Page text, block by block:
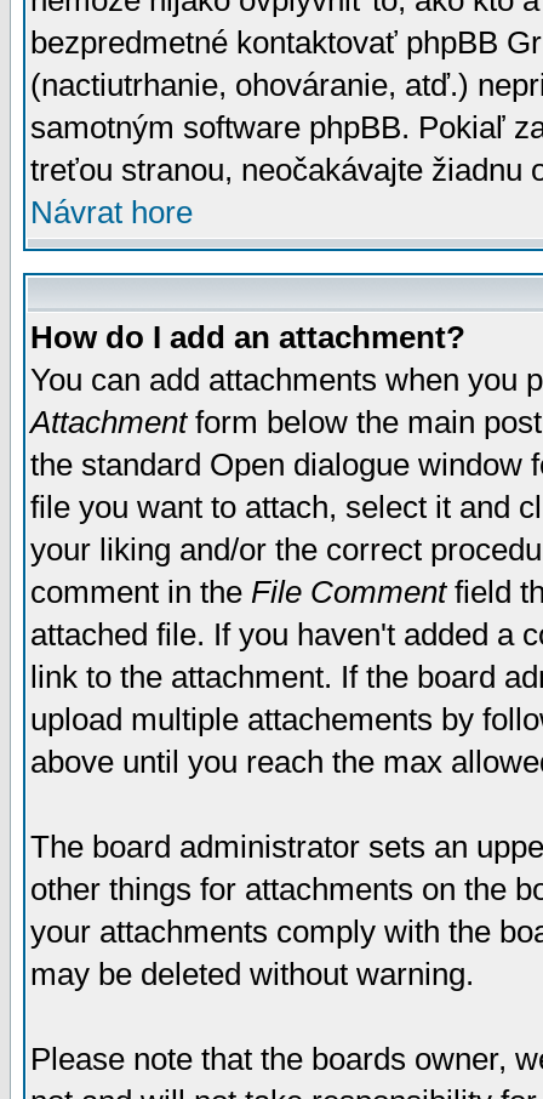
bezpredmetné kontaktovať phpBB
(nactiutrhanie, ohováranie, atď.)
samotným software phpBB. Pokiaľ
treťou stranou, neočakávajte žiadnu
Návrat hore
How do I add an attachment?
You can add attachments when you
Attachmentform below the main
the standard Open dialogue window
file you want to attach, select it and
your liking and/or the correct
comment in the File Commentfield
attached file. If you haven't added a
link to the attachment. If the board
upload multiple attachements by
above until you reach the max
The board administrator sets an
other things for attachments on the
your attachments comply with the
may be deleted without warning.
Please note that the boards owner,